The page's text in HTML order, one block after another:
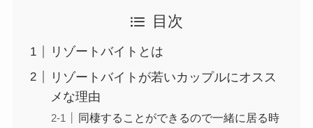
目次
リゾートバイトとは
リゾートバイトが若いカップルにオスス
メな理由
同棲することができるので一緒に居る時